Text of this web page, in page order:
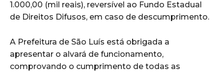
1.000,00 (mil reais), reversível ao Fundo Estadual
de Direitos Difusos, em caso de descumprimento.
A Prefeitura de São Luís está obrigada a
apresentar o alvará de funcionamento,
comprovando o cumprimento de todas as